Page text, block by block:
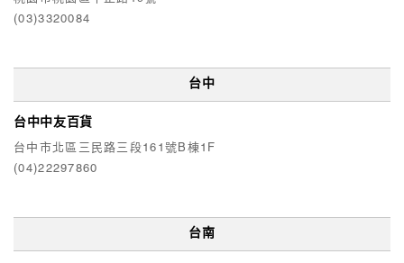
(03)3320084
台中
台中中友百貨
台中市北區三民路三段161號B棟1F
(04)22297860
台南